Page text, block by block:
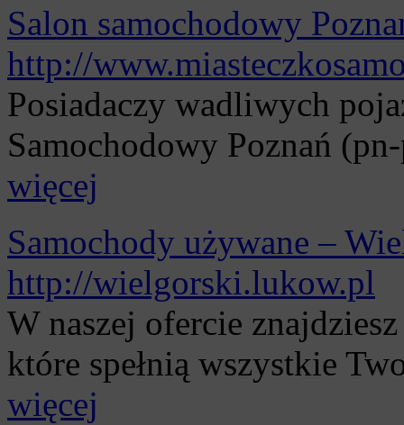
Salon samochodowy
http://
Posiadaczy wadliwych
Samochodowy Poznań
więcej
Samochody używane –
http://wielgorski.lukow.pl
W naszej ofercie
które spełnią wszystkie
więcej